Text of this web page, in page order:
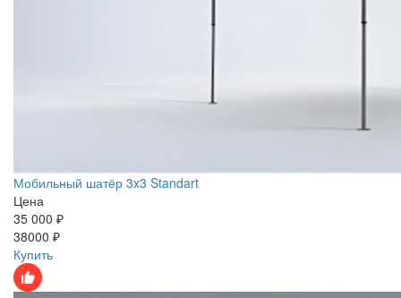
Мобильный шатёр 3x3 Standart
Цена
35 000 ₽
38000 ₽
Купить